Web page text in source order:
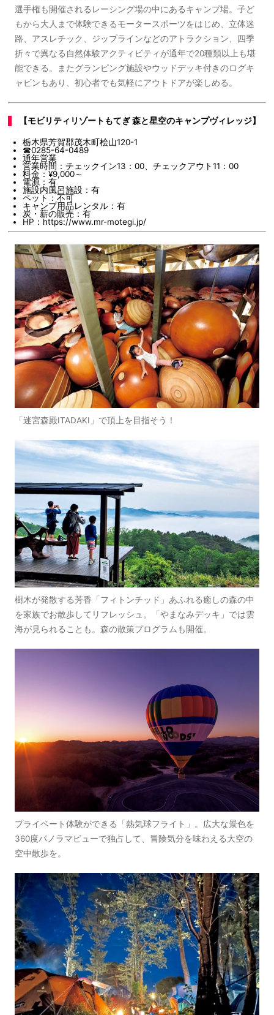
選手権も開催されるレーシング場の中にあるキャンプ場。子ど
もから大人まで体験できるモータースポーツをはじめ、立体迷
路、アスレチック、ジップラインなどのアトラクション、四季
折々で異なる自然体験アクティビティが通年で20種類以上も堪
能できる。またグランピング施設やウッドデッキ付きのログキ
ャビンもあり、初心者でも気軽にアウトドアが楽しめる。
【モビリティリゾートもてぎ 森と星空のキャンプヴィレッジ】
栃木県芳賀郡茂木町桧山120-1
☎0285-64-0489
通年営業
営業時間：チェックイン13：00、チェックアウト11：00
料金：¥9,000～
電源：有
施設内風呂施設：有
ペット：不可
キャンプ用品レンタル：有
炭・薪の販売：有
HP：https://www.mr-motegi.jp/
「迷宮森殿ITADAKI」で頂上を目指そう！
樹木が発散する芳香「フィトンチッド」あふれる癒しの森の中
を家族でお散歩してリフレッシュ。「やまなみデッキ」では雲
海が見られることも。森の散策プログラムも開催。
プライベート体験ができる「熱気球フライト」。広大な景色を
360度パノラマビューで独占して、冒険気分を味わえる大空の
空中散歩を。